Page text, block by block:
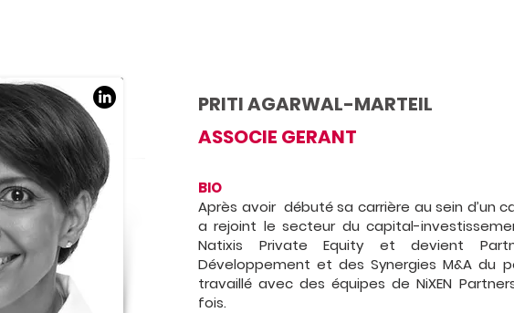
PRITI AGARWAL-MARTEIL
ASSOCIE GERANT
BIO
Après avoir débuté sa carrière au sein d’un
a rejoint le secteur du capital-
Natixis Private Equity et devient
Développement et des Synergies M&A du
travaillé avec des équipes de NiXEN
fois.